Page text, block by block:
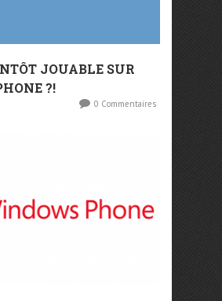
JOUABLE SUR
?!
0 Commentaires